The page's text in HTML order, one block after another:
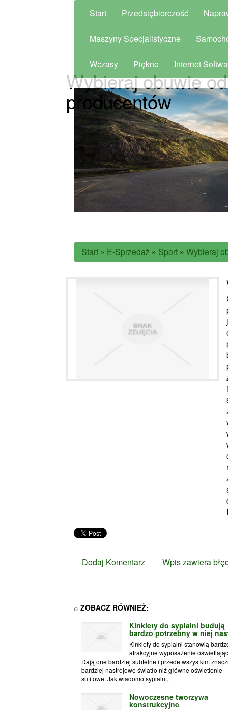
Start Przedsiębiorczość
Maszyny Specjalistyczne
Wczasy Piękno Internet
Wybieraj obuwie
producentów
Start » E-Sprzedaż » Sport » Wybieraj
Dodaj Komentarz Wpis zawiera
ZOBACZ RÓWNIEŻ:
Kinkiety do sypialni budują
bardzo potrzebny w niej
Kinkiety do sypialni stanowią
atrakcyjne wyposażenie
Dają one bardziej subtelne i przede wszystkim
bardziej nastrojowe światło niż główne oświetlenie
sufitowe. Jak wiadomo sypialn...
Nowoczesne tworzywa
konstrukcyjne